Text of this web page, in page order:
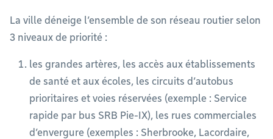
La ville déneige l’ensemble de son réseau routier selon
3 niveaux de priorité :
les grandes artères, les accès aux établissements
de santé et aux écoles, les circuits d’autobus
prioritaires et voies réservées (exemple : Service
rapide par bus SRB Pie-IX), les rues commerciales
d’envergure (exemples : Sherbrooke, Lacordaire,